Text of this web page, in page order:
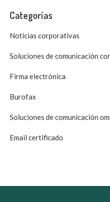
Categorías
Noticias corporativas
Soluciones de comunicación
Firma electrónica
Burofax
Soluciones de comunicación
Email certificado